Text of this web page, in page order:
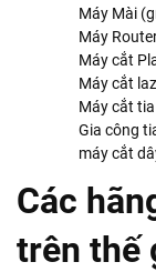
Máy Mài
Máy
Máy cắt
Máy cắt
Máy cắt
Gia công
máy cắt
Các
trên thế